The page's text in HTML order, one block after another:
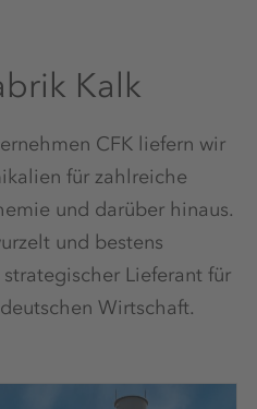
Kalk
CFK liefern wir
für zahlreiche
und darüber hinaus.
und bestens
Lieferant für
Wirtschaft.